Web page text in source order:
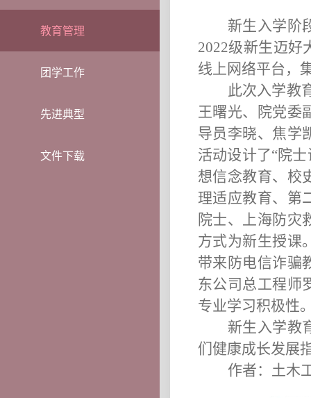
教育管理
团学工作
先进典型
文件下载
新生入学阶
2022级新生迈好
线上网络平台，
此次入学教
王曙光、院党委
导员李晓、焦学
活动设计了“院
想信念教育、校
理适应教育、第
院士、上海防灾
方式为新生授课
带来防电信诈骗
东公司总工程师
专业学习积极性
新生入学教
们健康成长发展
作者：土木